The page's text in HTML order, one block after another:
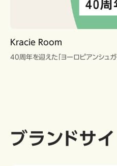
Kracie Room
40周年を迎えた「ヨーロピアンシュガ
ブランドサイ